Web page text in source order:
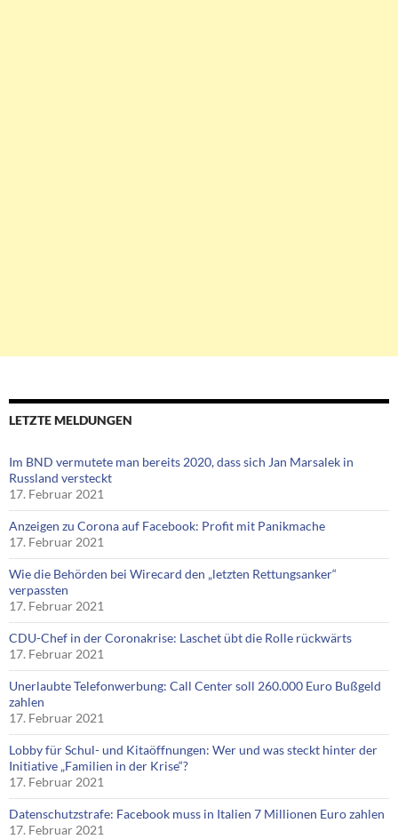
LETZTE MELDUNGEN
Im BND vermutete man bereits 2020, dass sich Jan Marsalek in
Russland versteckt
17. Februar 2021
Anzeigen zu Corona auf Facebook: Profit mit Panikmache
17. Februar 2021
Wie die Behörden bei Wirecard den „letzten Rettungsanker“
verpassten
17. Februar 2021
CDU-Chef in der Coronakrise: Laschet übt die Rolle rückwärts
17. Februar 2021
Unerlaubte Telefonwerbung: Call Center soll 260.000 Euro Bußgeld
zahlen
17. Februar 2021
Lobby für Schul- und Kitaöffnungen: Wer und was steckt hinter der
Initiative „Familien in der Krise“?
17. Februar 2021
Datenschutzstrafe: Facebook muss in Italien 7 Millionen Euro zahlen
17. Februar 2021